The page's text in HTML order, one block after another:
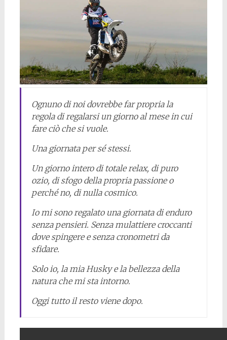
Ognuno di noi dovrebbe far propria la
regola di regalarsi un giorno al mese in cui
fare ciò che si vuole.
Una giornata per sé stessi.
Un giorno intero di totale relax, di puro
ozio, di sfogo della propria passione o
perché no, di nulla cosmico.
Io mi sono regalato una giornata di enduro
senza pensieri. Senza mulattiere croccanti
dove spingere e senza cronometri da
sfidare.
Solo io, la mia Husky e la bellezza della
natura che mi sta intorno.
Oggi tutto il resto viene dopo.